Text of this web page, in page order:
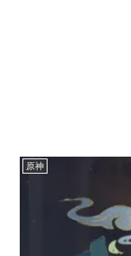
原神